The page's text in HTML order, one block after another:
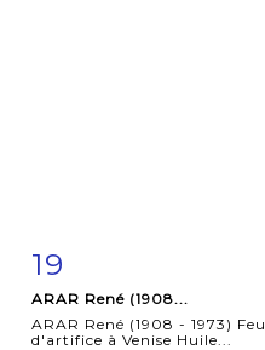
détaillée
19
ARAR René (1908...
ARAR René (1908 - 1973) Feu
d'artifice à Venise Huile...